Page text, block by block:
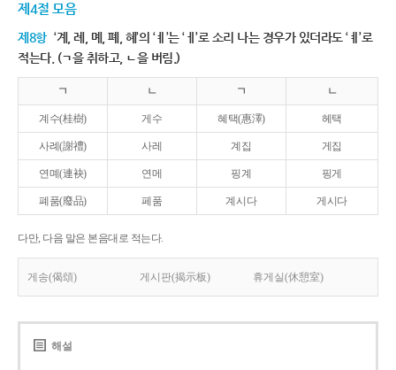
제4절 모음
제8항 ‘계, 례, 몌, 폐, 혜’의 ‘ㅖ’는 ‘ㅔ’로 소리 나는 경우가 있더라도 ‘ㅖ’로
적는다. (ㄱ을 취하고, ㄴ을 버림.)
ㄱ ㄴ ㄱ ㄴ
계수(桂樹) 게수 혜택(惠澤) 헤택
사례(謝禮) 사레 계집 게집
연몌(連袂) 연메 핑계 핑게
폐품(廢品) 페품 계시다 게시다
다만, 다음 말은 본음대로 적는다.
게송(偈頌) 게시판(揭示板) 휴게실(休憩室)
해설